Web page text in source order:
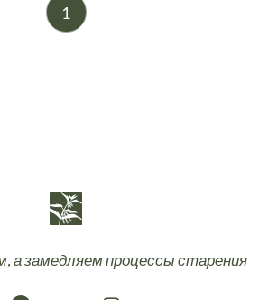
1
а замедляем процессы старения